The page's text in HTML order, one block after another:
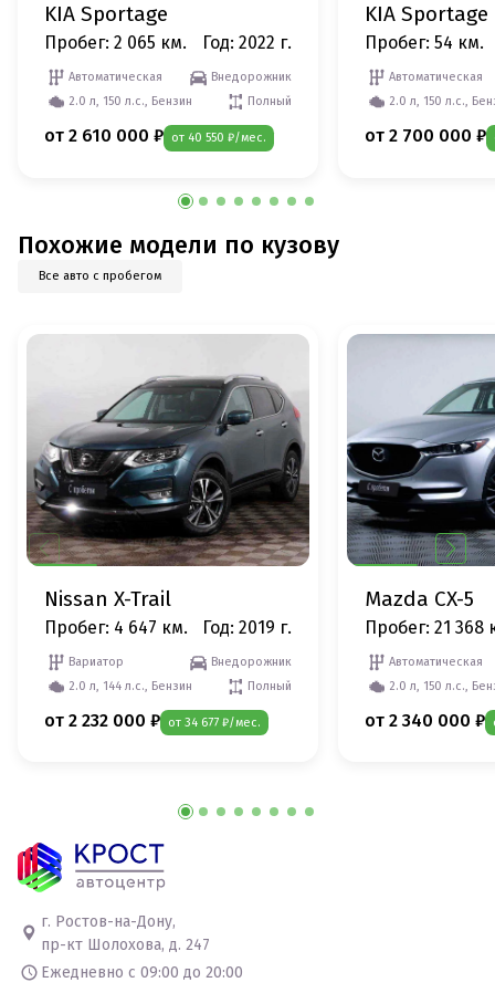
KIA Sportage
Пробег: 2 065 км. Год: 2022 г.
Автоматическая
Внедорожник
2.0 л, 150 л.с., Бензин
Полный
от 2 610 000 ₽ от 40 550 ₽/мес.
KIA Sportage
Пробег: 54 км.
Автоматическая
2.0 л, 150 л.с.,
от 2 700 000 ₽
Похожие модели по кузову
Все авто с пробегом
Nissan X-Trail
Пробег: 4 647 км. Год: 2019 г.
Вариатор
Внедорожник
2.0 л, 144 л.с., Бензин
Полный
от 2 232 000 ₽ от 34 677 ₽/мес.
Mazda CX-5
Пробег: 21 368
Автоматическая
2.0 л, 150 л.с.,
от 2 340 000 ₽
г. Ростов-на-Дону,
пр-кт Шолохова, д. 247
Ежедневно с 09:00 до 20:00